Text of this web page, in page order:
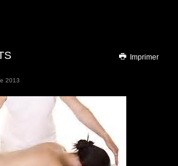
Imprimer
2013